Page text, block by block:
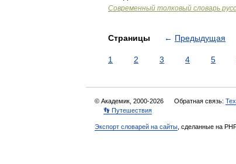
Современный толковый словарь
Страницы ← Предыдущая
1 2 3 4 5
© Академик, 2000-2026 Обратная связь:
👣 Путешествия
Экспорт словарей на сайты , сделанные на